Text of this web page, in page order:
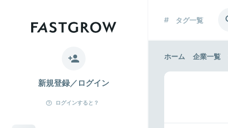
新規登録／ログイン
ログインすると？
タグ一覧
ホーム 企業一覧